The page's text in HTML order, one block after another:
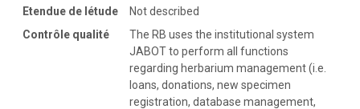
Etendue de létude
Not described
Contrôle qualité
The RB uses the institutional system
JABOT to perform all functions
regarding herbarium management (i.e.
loans, donations, new specimen
registration, database management,